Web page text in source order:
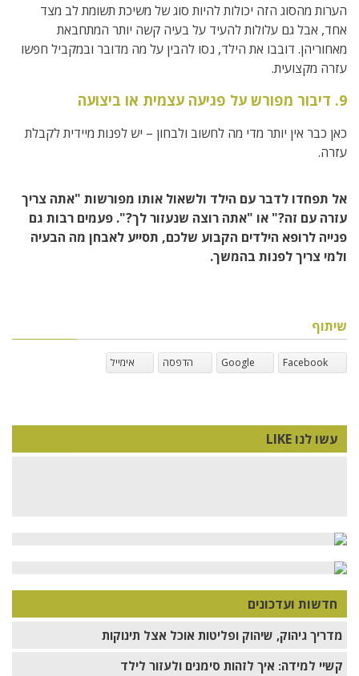
הערות מהסוג הזה יכולות להיות סוג של משיכת תשומת לב מצד
אחד, אבל גם עלולות להעיד על בעיה קשה יותר המתחבאת
מאחוריהן. דובבו את הילד, נסו להבין על מה מדובר ובמקביל חפשו
עזרה מקצועית.
9. דיבור מפורש על פגיעה עצמית או ביצועה
כאן כבר אין יותר מדי מה לחשוב ולבחון – יש לפנות מיידית לקבלת
עזרה.
אל תפחדו לדבר עם הילד ולשאול אותו מפורשות "אתה צריך
עזרה עם זה?" או "אתה רוצה שנעזור לך?". פעמים רבות גם
פנייה לרופא הילדים הקבוע שלכם, תסייע לאבחן מה הבעיה
ולמי צריך לפנות בהמשך.
שיתוף
Facebook
Google הדפסה אימייל
עשו לנו LIKE
חדשות ועדכונים
מדריך גיהוק, שיהוק ופליטות אוכל אצל תינוקות
קשיי למידה: איך לזהות סימנים ולעזור לילד